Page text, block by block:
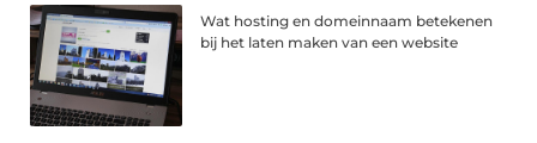
Wat hosting en domeinnaam betekenen
bij het laten maken van een website